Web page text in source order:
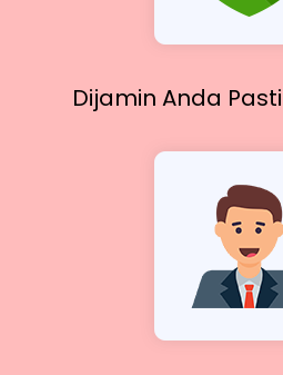
Dijamin Anda Pasti